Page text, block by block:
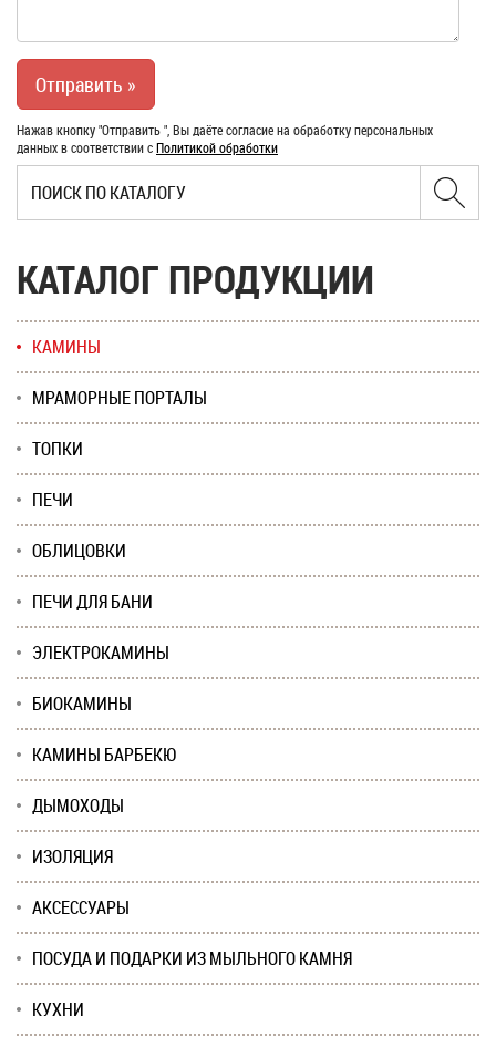
Нажав кнопку "Отправить ", Вы даёте согласие на обработку персональных
данных в соответствии сПолитикой обработки
КАТАЛОГ ПРОДУКЦИИ
КАМИНЫ
МРАМОРНЫЕ ПОРТАЛЫ
ТОПКИ
ПЕЧИ
ОБЛИЦОВКИ
ПЕЧИ ДЛЯ БАНИ
ЭЛЕКТРОКАМИНЫ
БИОКАМИНЫ
КАМИНЫ БАРБЕКЮ
ДЫМОХОДЫ
ИЗОЛЯЦИЯ
АКСЕССУАРЫ
ПОСУДА И ПОДАРКИ ИЗ МЫЛЬНОГО КАМНЯ
КУХНИ